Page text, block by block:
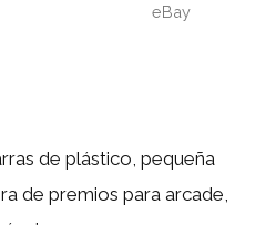
eBay
de plástico, pequeña
de premios para arcade,